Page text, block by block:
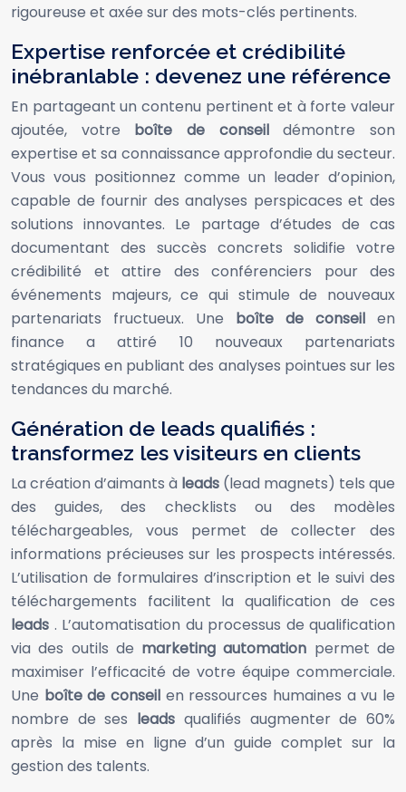
rigoureuse et axée sur des mots-clés pertinents.
Expertise renforcée et crédibilité
inébranlable : devenez une référence
En partageant un contenu pertinent et à forte valeur
ajoutée, votre boîte de conseildémontre son
expertise et sa connaissance approfondie du secteur.
Vous vous positionnez comme un leader d’opinion,
capable de fournir des analyses perspicaces et des
solutions innovantes. Le partage d’études de cas
documentant des succès concrets solidifie votre
crédibilité et attire des conférenciers pour des
événements majeurs, ce qui stimule de nouveaux
partenariats fructueux. Une boîte de conseil en
finance a attiré 10 nouveaux partenariats
stratégiques en publiant des analyses pointues sur les
tendances du marché.
Génération de leads qualifiés :
transformez les visiteurs en clients
La création d’aimants à leads (lead magnets) tels que
des guides, des checklists ou des modèles
téléchargeables, vous permet de collecter des
informations précieuses sur les prospects intéressés.
L’utilisation de formulaires d’inscription et le suivi des
téléchargements facilitent la qualification de ces
leads . L’automatisation du processus de qualification
via des outils de marketing automation permet de
maximiser l’efficacité de votre équipe commerciale.
Une boîte de conseil en ressources humaines a vu le
nombre de ses leads qualifiés augmenter de 60%
après la mise en ligne d’un guide complet sur la
gestion des talents.